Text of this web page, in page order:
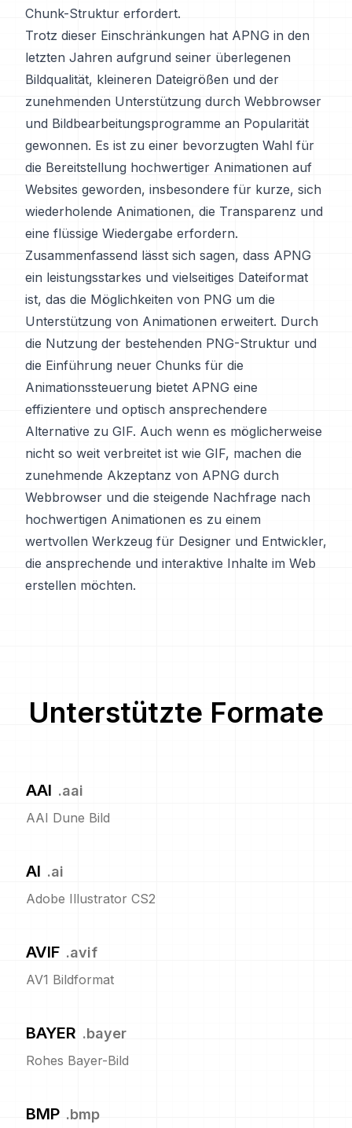
Chunk-Struktur erfordert.
Trotz dieser Einschränkungen hat APNG in den
letzten Jahren aufgrund seiner überlegenen
Bildqualität, kleineren Dateigrößen und der
zunehmenden Unterstützung durch Webbrowser
und Bildbearbeitungsprogramme an Popularität
gewonnen. Es ist zu einer bevorzugten Wahl für
die Bereitstellung hochwertiger Animationen auf
Websites geworden, insbesondere für kurze, sich
wiederholende Animationen, die Transparenz und
eine flüssige Wiedergabe erfordern.
Zusammenfassend lässt sich sagen, dass APNG
ein leistungsstarkes und vielseitiges Dateiformat
ist, das die Möglichkeiten von PNG um die
Unterstützung von Animationen erweitert. Durch
die Nutzung der bestehenden PNG-Struktur und
die Einführung neuer Chunks für die
Animationssteuerung bietet APNG eine
effizientere und optisch ansprechendere
Alternative zu GIF. Auch wenn es möglicherweise
nicht so weit verbreitet ist wie GIF, machen die
zunehmende Akzeptanz von APNG durch
Webbrowser und die steigende Nachfrage nach
hochwertigen Animationen es zu einem
wertvollen Werkzeug für Designer und Entwickler,
die ansprechende und interaktive Inhalte im Web
erstellen möchten.
Unterstützte Formate
AAI .aai
AAI Dune Bild
AI .ai
Adobe Illustrator CS2
AVIF .avif
AV1 Bildformat
BAYER .bayer
Rohes Bayer-Bild
BMP .bmp